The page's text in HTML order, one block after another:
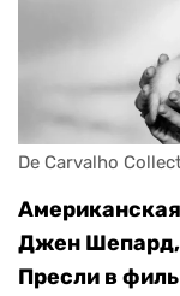
De Carvalho
Джен Шепард,
Пресли в